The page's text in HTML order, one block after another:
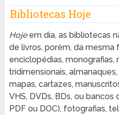
Bibliotecas Hoje
Hojeem dia, as bibliotecas
de livros, porém, da mesma
enciclopédias, monografias,
tridimensionais,
mapas, cartazes,
VHS, DVDs, BDs, ou
PDF ou DOC), fotografias,